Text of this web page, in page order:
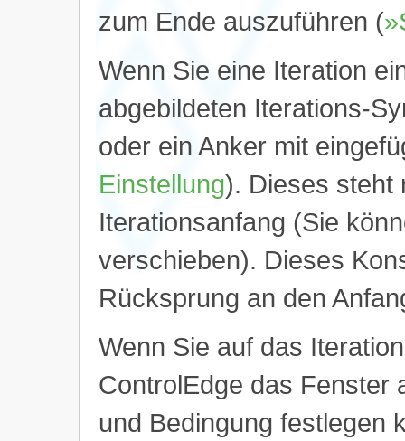
zum Ende auszuführen (
Wenn Sie eine Iteration
abgebildeten Iterations-
oder ein Anker mit
Einstellung). Dieses steht
Iterationsanfang (Sie
verschieben). Dieses
Rücksprung an den
Wenn Sie auf das
ControlEdge das Fenster
und Bedingung festlegen